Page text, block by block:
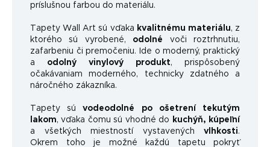
príslušnou farbou do materiálu.
Tapety Wall Art sú vďaka kvalitnému materiálu, z
ktorého sú vyrobené, odolné voči roztrhnutiu,
zafarbeniu či premočeniu. Ide o moderný, praktický
a odolný vinylový produkt, prispôsobený
očakávaniam moderného, ​​technicky zdatného a
náročného zákazníka.
Tapety súvodeodolné po ošetrení tekutým
lakom, vďaka čomu sú vhodné do
kuchýň, kúpeľní
a všetkých miestností vystavených vlhkosti.
Okrem toho je možné každú tapetu pokryť